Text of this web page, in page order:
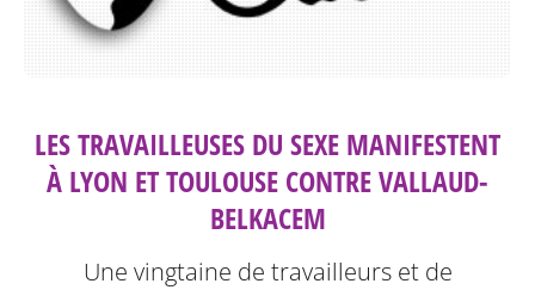
LES TRAVAILLEUSES DU SEXE MANIFESTENT
À LYON ET TOULOUSE CONTRE VALLAUD-
BELKACEM
Une vingtaine de travailleurs et de